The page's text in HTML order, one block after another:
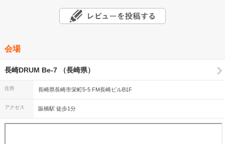
会場
長崎DRUM Be-7 （長崎県）
住所 長崎県長崎市栄町5-5 FM長崎ビルB1F
アクセス 賑橋駅 徒歩1分